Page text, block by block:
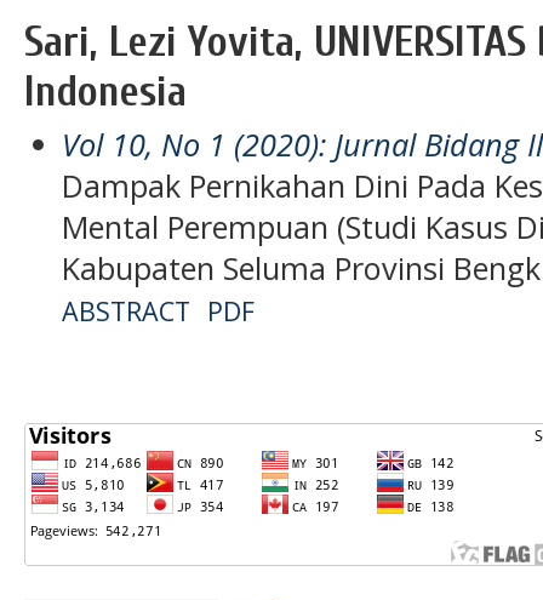
Sari, Lezi Yovita, UNIVERSITAS
Indonesia
Vol 10, No 1 (2020): Jurnal Bidang
Dampak Pernikahan Dini Pada
Mental Perempuan (Studi Kasus
Kabupaten Seluma Provinsi
ABSTRACT PDF